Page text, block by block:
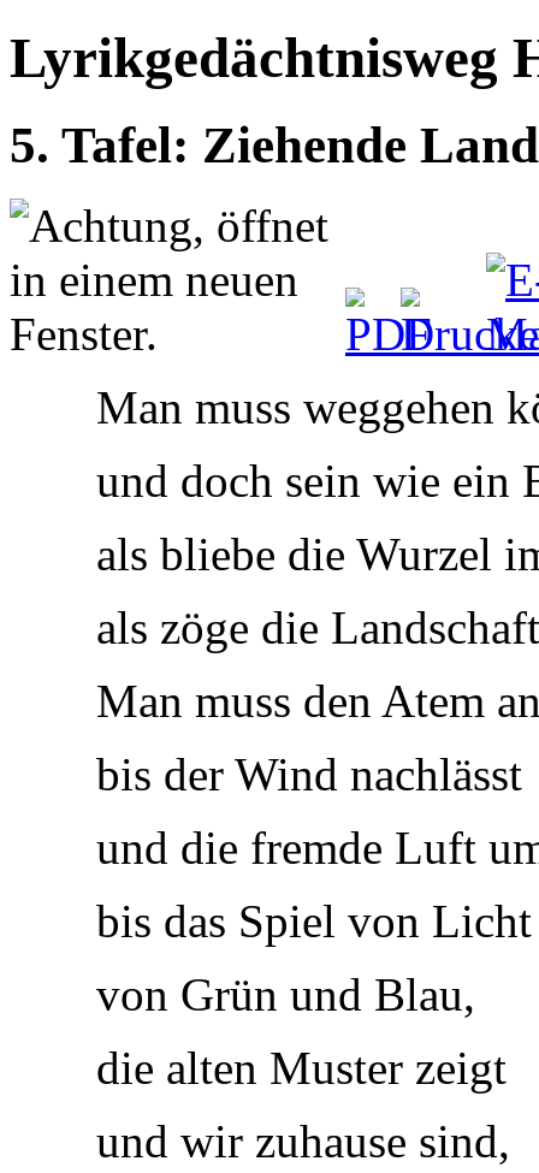
Lyrikgedächtnisweg
5. Tafel: Ziehende
Man muss weggehen
und doch sein wie ein
als bliebe die Wurzel
als zöge die
Man muss den Atem
bis der Wind nachlässt
und die fremde Luft
bis das Spiel von
von Grün und Blau,
die alten Muster zeigt
und wir zuhause sind,